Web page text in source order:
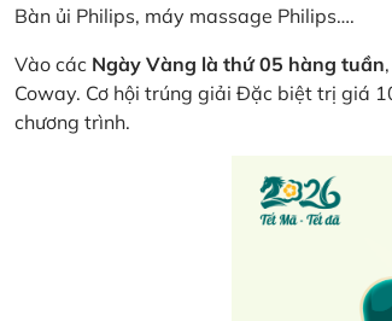
Bàn ủi Philips, máy massage Philips….
Vào các Ngày Vàng là thứ 05 hàng tuần
Coway. Cơ hội trúng giải Đặc biệt trị giá
chương trình.